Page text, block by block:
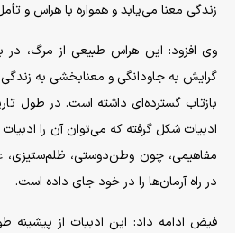
زندگی معنا می‌یابد و همواره با هراس و
وی افزود: این هراس طبیعی از مرگ، در
گرایش به جاودانگی و معنابخشی به زندگی
بازتاب گسترده‌ای داشته است. در طول
ادبیات شکل گرفته که می‌توان آن را
مفاهیمی، چون وطن‌دوستی، ظلم‌ستیزی،
در راه آرمان‌ها را در خود جای داده است.
فیض ادامه داد: این ادبیات از پیشینه